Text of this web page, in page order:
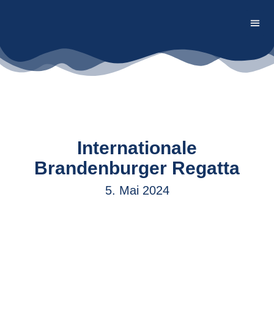
Internationale
Brandenburger Regatta
5. Mai 2024